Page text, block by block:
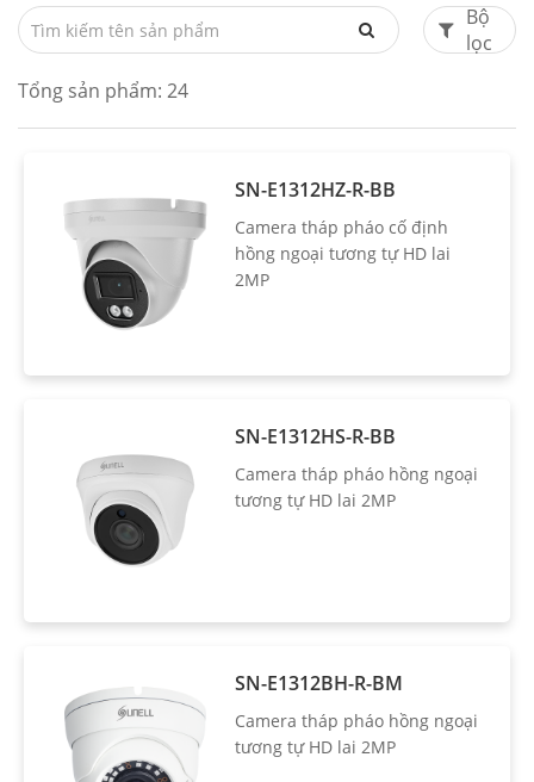
Bộ
lọc
Tổng sản phẩm: 24
SN-E1312HZ-R-BB
Camera tháp pháo cố định
hồng ngoại tương tự HD lai
2MP
SN-E1312HS-R-BB
Camera tháp pháo hồng ngoại
tương tự HD lai 2MP
SN-E1312BH-R-BM
Camera tháp pháo hồng ngoại
tương tự HD lai 2MP